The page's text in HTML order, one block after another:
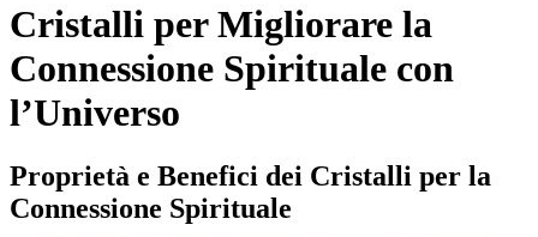
Cristalli per Migliorare la
Connessione Spirituale con
l’Universo
Proprietà e Benefici dei Cristalli per la
Connessione Spirituale